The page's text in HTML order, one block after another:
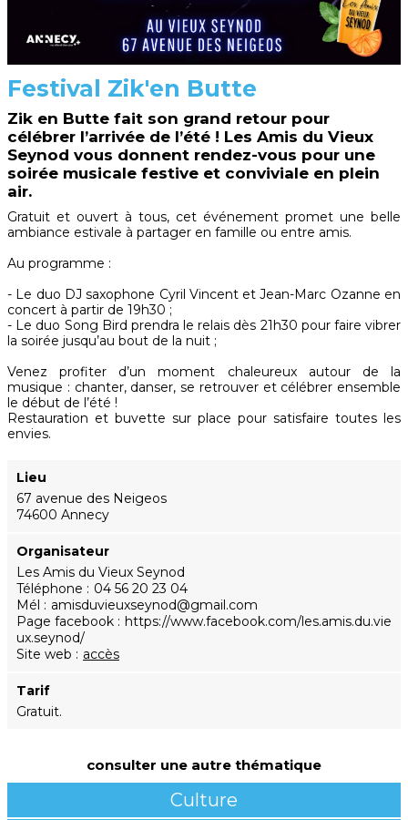
Festival Zik'en Butte
Zik en Butte fait son grand retour pour
célébrer l’arrivée de l’été ! Les Amis du Vieux
Seynod vous donnent rendez-vous pour une
soirée musicale festive et conviviale en plein
air.
Gratuit et ouvert à tous, cet événement promet une belle
ambiance estivale à partager en famille ou entre amis.
Au programme :
- Le duo DJ saxophone Cyril Vincent et Jean-Marc Ozanne en
concert à partir de 19h30 ;
- Le duo Song Bird prendra le relais dès 21h30 pour faire vibrer
la soirée jusqu’au bout de la nuit ;
Venez profiter d’un moment chaleureux autour de la
musique : chanter, danser, se retrouver et célébrer ensemble
le début de l’été !
Restauration et buvette sur place pour satisfaire toutes les
envies.
Lieu
67 avenue des Neigeos
74600 Annecy
Organisateur
Les Amis du Vieux Seynod
Téléphone
04 56 20 23 04
Mél
amisduvieuxseynod@gmail.com
Page facebook
https://www.facebook.com/les.amis.du.vie
ux.seynod/
Site web
accès
Tarif
Gratuit.
consulter une autre thématique
Culture